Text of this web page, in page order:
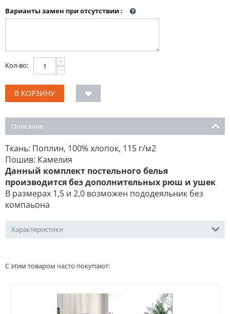
Варианты замен при отсутствии:
Кол-во: +
−
В КОРЗИНУ
Описание
Ткань: Поплин, 100% хлопок, 115 г/м2
Пошив: Камелия
Данный комплект постельного белья
производится без дополнительных рюш и ушек
В размерах 1,5 и 2,0 возможен пододеяльник без
компаьона
Характеристики
С этим товаром часто покупают: